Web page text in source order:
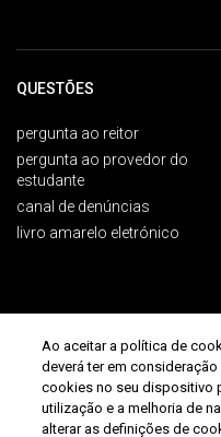
QUESTÕES
pergunta ao reitor
pergunta ao provedor do
estudante
canal de denúncias
livro amarelo eletrónico
PÚBLICOS
futuros estudantes
Ao aceitar a política de
deverá ter em
cookies no seu dispositivo
utilização e a melhoria de
alterar as definições de